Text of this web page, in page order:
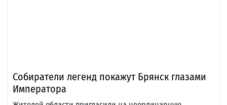
Собиратели легенд покажут Брянск глазами
Императора